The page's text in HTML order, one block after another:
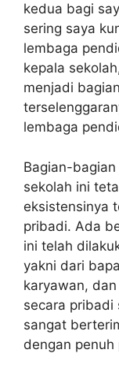
kedua bagi
sering saya
lembaga
kepala
menjadi
lembaga
Bagian-
sekolah ini
eksistensinya
pribadi. Ada
ini telah
yakni dari
karyawan,
secara pribadi
sangat
dengan